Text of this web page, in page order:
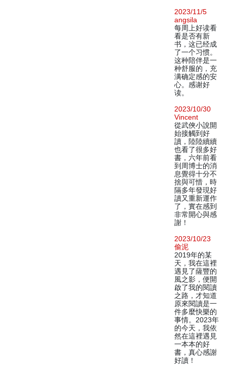
2023/11/5
angsila
每周上好读看
看是否有新
书，这已经成
了一个习惯。
这种陪伴是一
种舒服的，充
满确定感的安
心。感谢好
读。
2023/10/30
Vincent
從武俠小說開
始接觸到好
讀，陸陸續續
也看了很多好
書，六年前看
到周博士的消
息覺得十分不
捨與可惜，時
隔多年發現好
讀又重新運作
了，實在感到
非常開心與感
謝！
2023/10/23
偷泥
2019年的某
天，我在這裡
遇見了薩豐的
風之影，便開
啟了我的閱讀
之路，才知道
原來閱讀是一
件多麼快樂的
事情。2023年
的今天，我依
然在這裡遇見
一本本的好
書，真心感謝
好讀！